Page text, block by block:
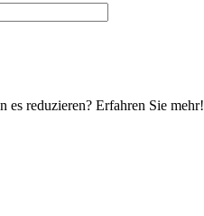
es reduzieren? Erfahren Sie mehr!